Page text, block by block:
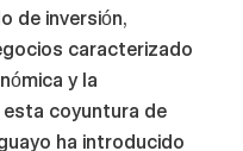
de inversión,
caracterizado
y la
esta coyuntura de
ha introducido